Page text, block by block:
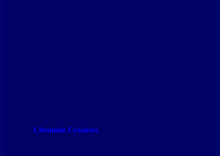
Chemnitz Crashers